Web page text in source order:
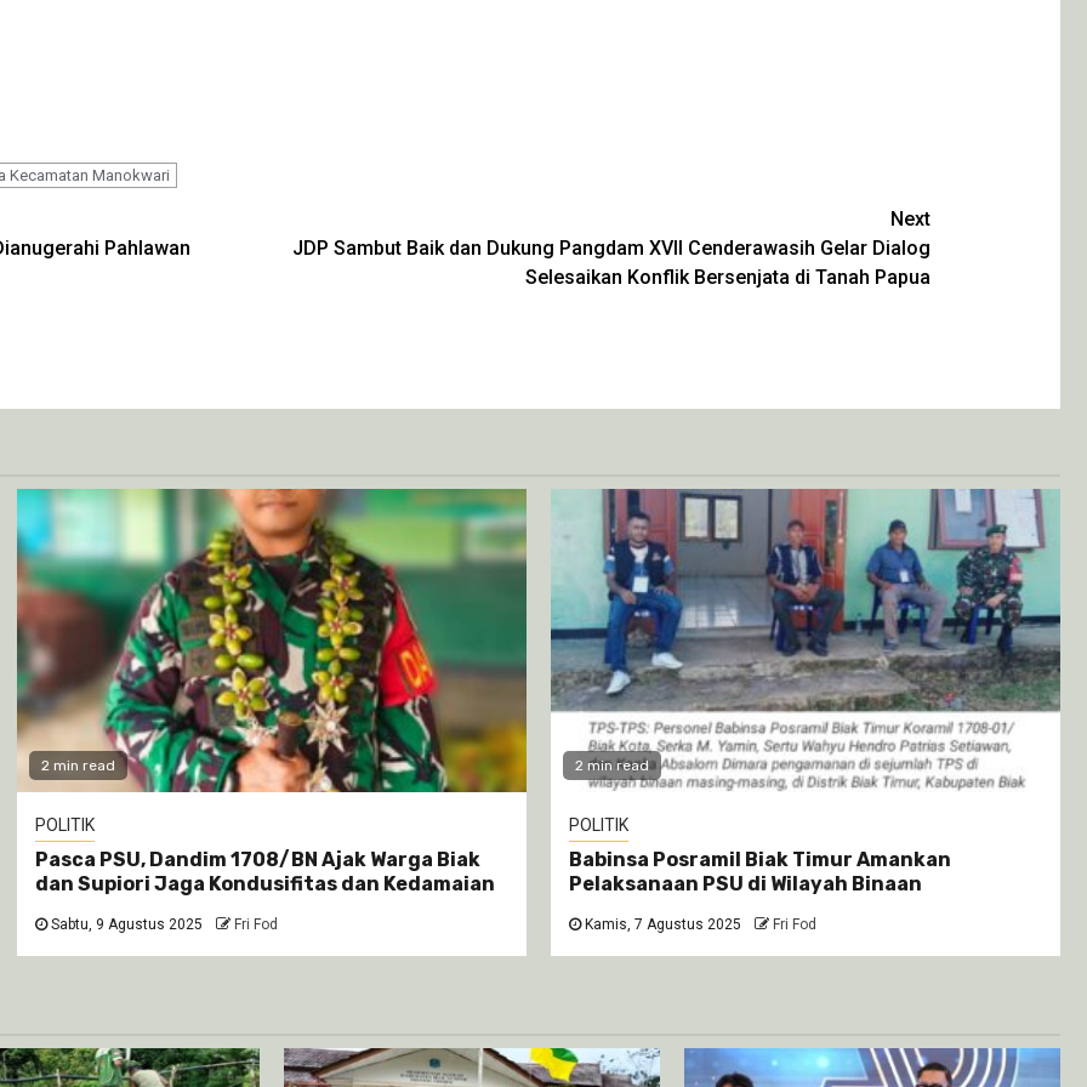
Kecamatan Manokwari
Pahlawan
Next
JDP Sambut Baik dan Dukung Pangdam XVII Cenderawasih Gelar Dialog
Selesaikan Konflik Bersenjata di Tanah Papua
2 min read
POLITIK
Pasca PSU, Dandim 1708/BN Ajak Warga Biak
dan Supiori Jaga Kondusifitas dan Kedamaian
Sabtu, 9 Agustus 2025 Fri Fod
2 min read
POLITIK
Babinsa Posramil Biak Timur Amankan
Pelaksanaan PSU di Wilayah Binaan
Kamis, 7 Agustus 2025 Fri Fod